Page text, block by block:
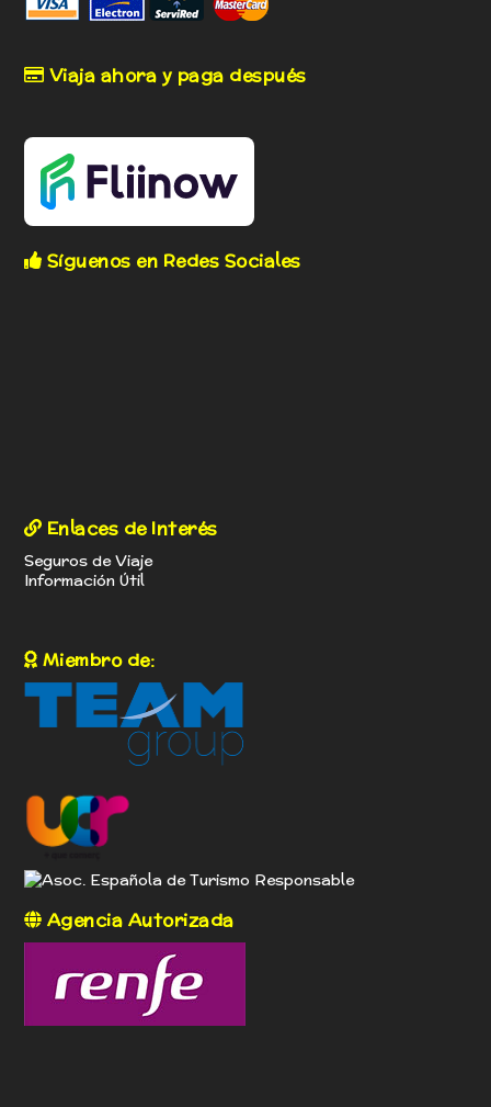
Viaja ahora y paga después
Síguenos en Redes Sociales
Enlaces de Interés
Seguros de Viaje
Información Útil
Miembro de:
Agencia Autorizada